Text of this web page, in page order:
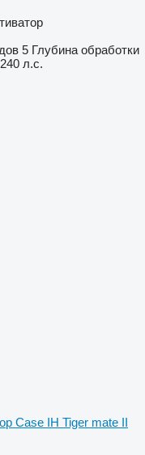
5 Глубина обработки
240 л.с.
Case IH Tiger mate II